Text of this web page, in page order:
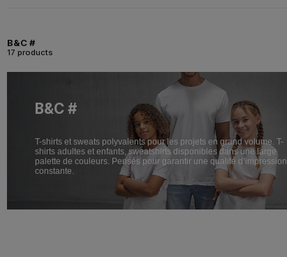
B&C #
17 products
B&C #
T-shirts et sweats polyvalents pour les projets en grand volume. T-
shirts adultes et enfants, sweatshirts disponibles dans une large
palette de couleurs. Pensés pour garantir une qualité d’impression
constante.